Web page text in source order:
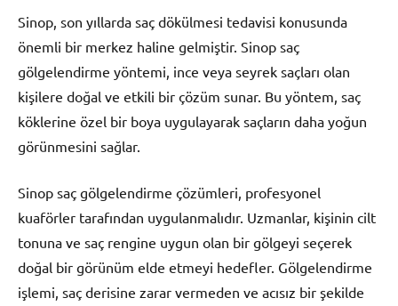
Sinop, son yıllarda saç dökülmesi tedavisi konusunda
önemli bir merkez haline gelmiştir. Sinop saç
gölgelendirme yöntemi, ince veya seyrek saçları olan
kişilere doğal ve etkili bir çözüm sunar. Bu yöntem, saç
köklerine özel bir boya uygulayarak saçların daha yoğun
görünmesini sağlar.
Sinop saç gölgelendirme çözümleri, profesyonel
kuaförler tarafından uygulanmalıdır. Uzmanlar, kişinin cilt
tonuna ve saç rengine uygun olan bir gölgeyi seçerek
doğal bir görünüm elde etmeyi hedefler. Gölgelendirme
işlemi, saç derisine zarar vermeden ve acısız bir şekilde